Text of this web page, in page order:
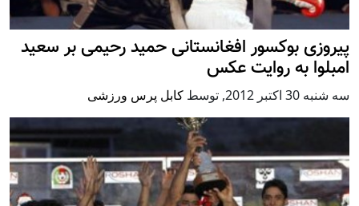
پیروزی بوکسور افغانستانی حمید رحیمی بر سعید
امبلوا به روایت عکس
سه شنبه 30 اكتبر 2012 , توسط کابل پرس ورزشی